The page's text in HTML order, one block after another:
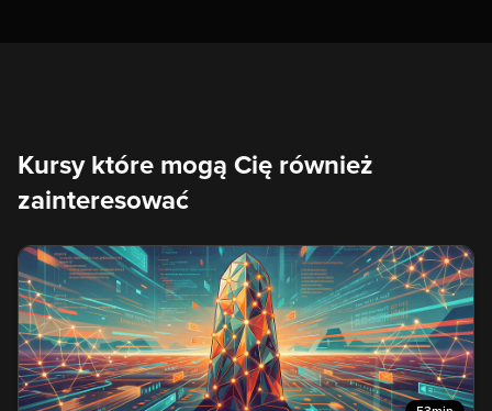
Kursy które mogą Cię również
zainteresować